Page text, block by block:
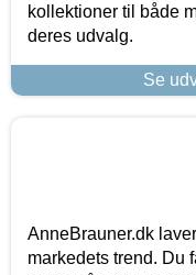
kollektioner til både
deres udvalg.
Se
AnneBrauner.dk
markedets trend. Du